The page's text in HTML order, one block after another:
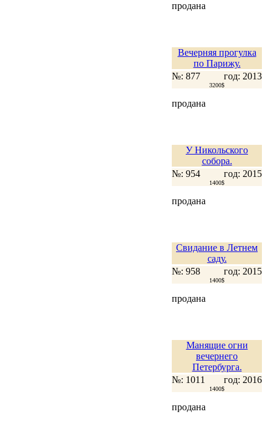
продана
Вечерняя прогулка
по Парижу.
№: 877
год: 2013
3200$
продана
У Никольского
собора.
№: 954
год: 2015
1400$
продана
Свидание в Летнем
саду.
№: 958
год: 2015
1400$
продана
Манящие огни
вечернего
Петербурга.
№: 1011
год: 2016
1400$
продана